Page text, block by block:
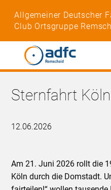
Allgemeiner Deutscher
Club Ortsgruppe
Sternfahrt Köln
12.06.2026
Am 21. Juni 2026 rollt die
Köln durch die Domstadt.